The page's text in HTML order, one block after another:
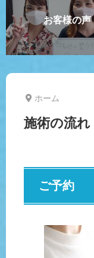
お客様の声
ホーム
施術の流れ
ご予約